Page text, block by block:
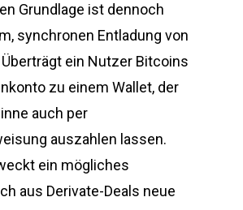
Grundlage ist dennoch
synchronen Entladung von
ein Nutzer Bitcoins
zu einem Wallet, der
auch per
auszahlen lassen.
ein mögliches
aus Derivate-Deals neue